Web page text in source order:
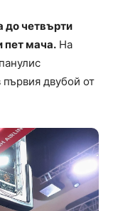
четвърти
пет мача. На
двубой от